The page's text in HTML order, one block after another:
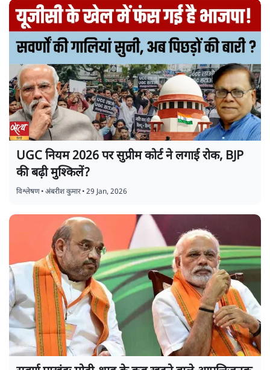
UGC नियम 2026 पर सुप्रीम कोर्ट ने लगाई रोक, BJP
की बढ़ी मुश्किलें?
विश्लेषण•अंबरीश कुमार•29 Jan, 2026